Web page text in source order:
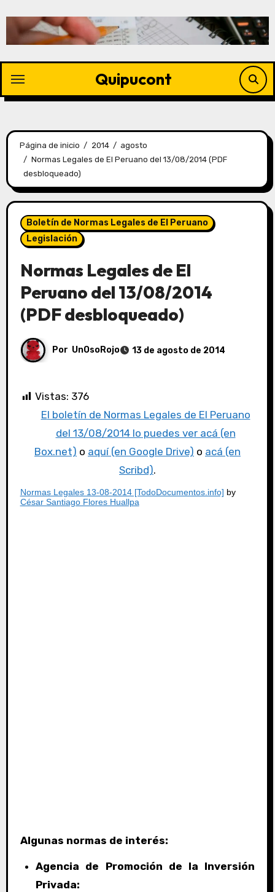
Quipucont
Página de inicio 2014
agosto
Normas Legales de El Peruano del 13/08/2014 (PDF
desbloqueado)
Boletín de Normas Legales de El Peruano
Legislación
Normas Legales de El
Peruano del 13/08/2014
(PDF desbloqueado)
Por UnOsoRojo 13 de agosto de 2014
Vistas: 376
El boletín de Normas Legales de El Peruano
del 13/08/2014 lo puedes ver acá (en
Box.net) o aquí (en Google Drive) o acá (en
Scribd).
Normas Legales 13-08-2014 [TodoDocumentos.info] by
César Santiago Flores Huallpa
Algunas normas de interés:
Agencia de Promoción de la Inversión
Privada: